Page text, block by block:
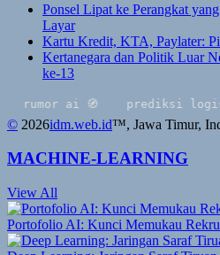
Ponsel Lipat ke Perangkat
Layar
Kartu Kredit, KTA, Paylater:
Kertanegara dan Politik Luar
ke-13
ai 🧭 prediksi logis 🧠
© 2026idm.web.id™, Jawa Timur,
MACHINE-LEARNING
View All
Portofolio AI: Kunci Memukau